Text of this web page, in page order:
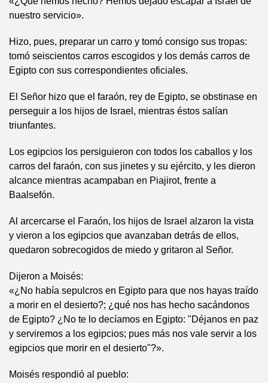
nuestro servicio».
Hizo, pues, preparar un carro y tomó consigo sus tropas:
tomó seiscientos carros escogidos y los demás carros de
Egipto con sus correspondientes oficiales.
El Señor hizo que el faraón, rey de Egipto, se obstinase en
perseguir a los hijos de Israel, mientras éstos salían
triunfantes.
Los egipcios los persiguieron con todos los caballos y los
carros del faraón, con sus jinetes y su ejército, y les dieron
alcance mientras acampaban en Piajirot, frente a
Baalsefón.
Al arcercarse el Faraón, los hijos de Israel alzaron la vista
y vieron a los egipcios que avanzaban detrás de ellos,
quedaron sobrecogidos de miedo y gritaron al Señor.
Dijeron a Moisés:
«¿No había sepulcros en Egipto para que nos hayas traído
a morir en el desierto?; ¿qué nos has hecho sacándonos
de Egipto? ¿No te lo decíamos en Egipto: "Déjanos en paz
y serviremos a los egipcios; pues más nos vale servir a los
egipcios que morir en el desierto"?».
Moisés respondió al pueblo: